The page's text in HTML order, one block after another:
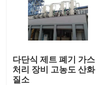
다단식 제트 폐기 가스
처리 장비 고농도 산화
질소